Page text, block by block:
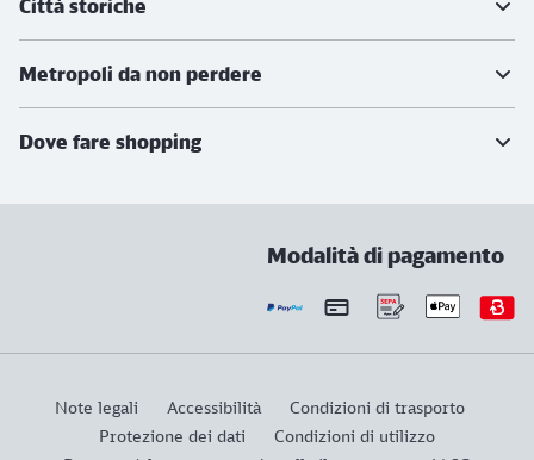
Città storiche
Metropoli da non perdere
Dove fare shopping
Modalità di pagamento
Note legali Accessibilità
Condizioni di trasporto
Protezione dei dati
Condizioni di utilizzo